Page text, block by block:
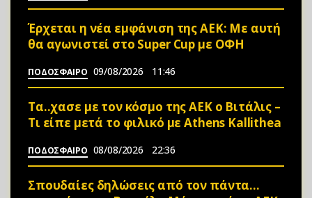
Έρχεται η νέα εμφάνιση της ΑΕΚ: Με αυτή
θα αγωνιστεί στο Super Cup με ΟΦΗ
ΠΟΔΟΣΦΑΙΡΟ 09/08/2026 11:46
Τα..χασε με τον κόσμο της ΑΕΚ ο Βιτάλις –
Τι είπε μετά το φιλικό με Athens Kallithea
ΠΟΔΟΣΦΑΙΡΟ 08/08/2026 22:36
Σπουδαίες δηλώσεις από τον πάντα…